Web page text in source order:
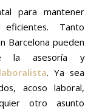
para mantener
Tanto
Barcelona pueden
la asesoría y
. Ya sea
acoso laboral,
otro asunto